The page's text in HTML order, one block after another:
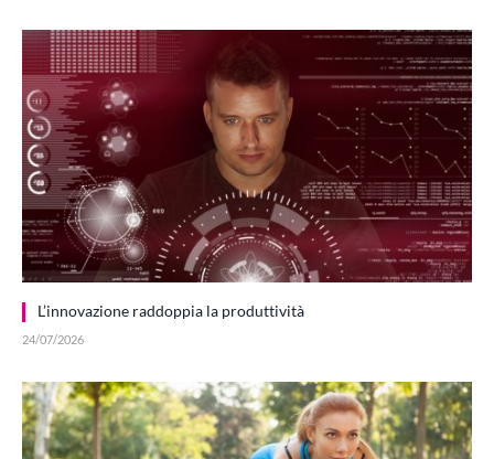
L’innovazione raddoppia la produttività
24/07/2026